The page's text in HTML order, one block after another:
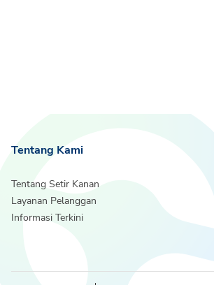
Tentang Kami
Tentang Setir Kanan
Layanan Pelanggan
Informasi Terkini